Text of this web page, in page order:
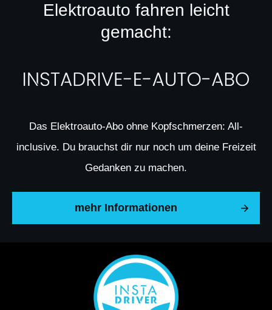
Elektroauto fahren leicht
gemacht:
Das Elektroauto-Abo ohne Kopfschmerzen: All-
inclusive. Du brauchst dir nur noch um deine Freizeit
Gedanken zu machen.
mehr Informationen